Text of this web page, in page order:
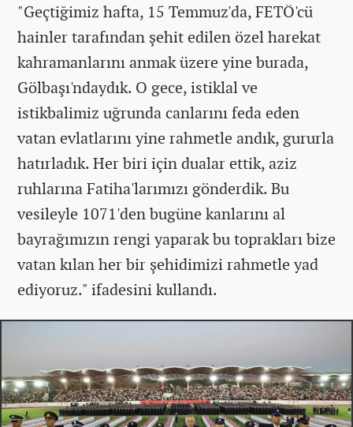
"Geçtiğimiz hafta, 15 Temmuz'da, FETÖ'cü
hainler tarafından şehit edilen özel harekat
kahramanlarını anmak üzere yine burada,
Gölbaşı'ndaydık. O gece, istiklal ve
istikbalimiz uğrunda canlarını feda eden
vatan evlatlarını yine rahmetle andık, gururla
hatırladık. Her biri için dualar ettik, aziz
ruhlarına Fatiha'larımızı gönderdik. Bu
vesileyle 1071'den bugüne kanlarını al
bayrağımızın rengi yaparak bu toprakları bize
vatan kılan her bir şehidimizi rahmetle yad
ediyoruz." ifadesini kullandı.